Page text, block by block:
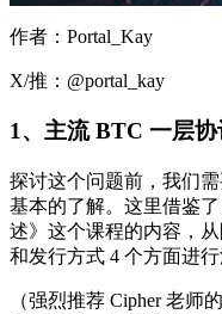
作者：Portal_Kay
X/推：@portal_kay
1、主流 BTC 一层
探讨这个问题前，我们
基本的了解。这里借鉴
述》这个课程的内容，
和发行方式 4 个方面进行
（强烈推荐 Cipher 老师